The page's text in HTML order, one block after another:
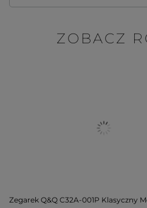
ZOBACZ
Zegarek Q&Q C32A-001P Klasyczny